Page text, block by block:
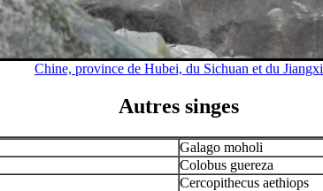
Chine, province de Hubei, du Sichuan et du Jiangxi
Autres singes
Galago moholi
Colobus guereza
Cercopithecus aethiops